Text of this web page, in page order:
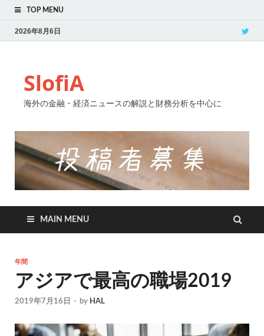
TOP MENU
2026年8月6日
SlofiA
海外の金融・経済ニュースの解説と財務分析を中心に
MAIN MENU
年間
アジアで最高の職場2019
2019年7月16日 - by HAL